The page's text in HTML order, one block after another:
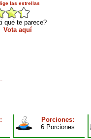
las estrellas
qué te parece?
Vota aquí
Porciones:
6 Porciones